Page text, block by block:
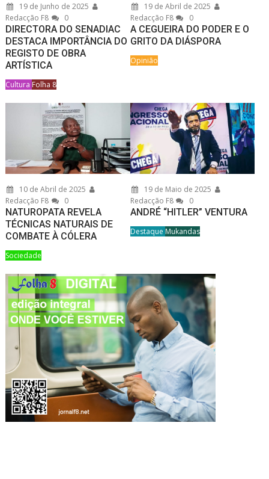
19 de Junho de 2025
Redacção F8
0
DIRECTORA DO SENADIAC
DESTACA IMPORTÂNCIA DO
REGISTO DE OBRA
ARTÍSTICA
Cultura Folha 8
19 de Abril de 2025
Redacção F8
0
A CEGUEIRA DO PODER E O
GRITO DA DIÁSPORA
Opinião
10 de Abril de 2025
Redacção F8
0
NATUROPATA REVELA
TÉCNICAS NATURAIS DE
COMBATE À CÓLERA
Sociedade
19 de Maio de 2025
Redacção F8
0
ANDRÉ “HITLER” VENTURA
Destaque Mukandas